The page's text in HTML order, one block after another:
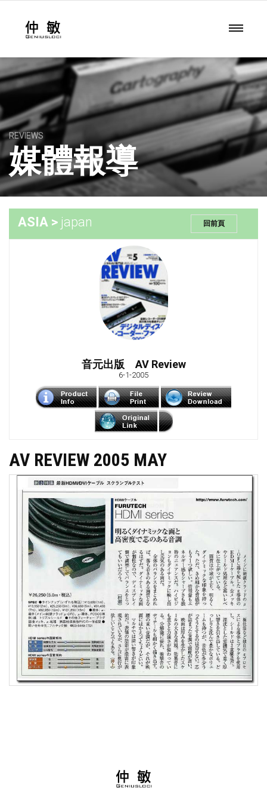
REVIEWS
媒體報導
回前頁
ASIA > japan
音元出版 AV Review
6-1-2005
AV REVIEW 2005 MAY